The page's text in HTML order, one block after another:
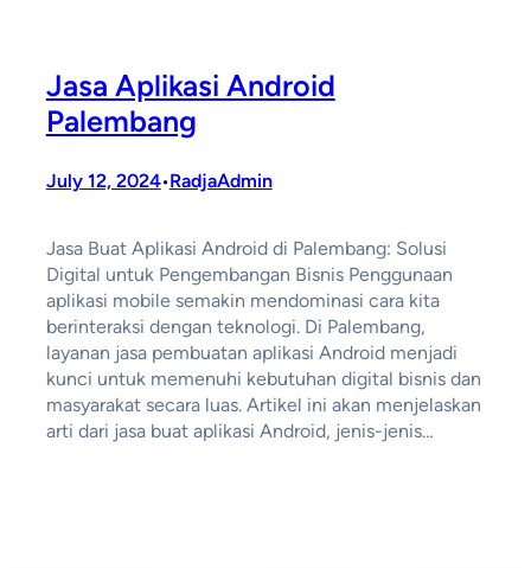
Jasa Aplikasi Android
Palembang
July 12, 2024•RadjaAdmin
Jasa Buat Aplikasi Android di Palembang: Solusi
Digital untuk Pengembangan Bisnis Penggunaan
aplikasi mobile semakin mendominasi cara kita
berinteraksi dengan teknologi. Di Palembang,
layanan jasa pembuatan aplikasi Android menjadi
kunci untuk memenuhi kebutuhan digital bisnis dan
masyarakat secara luas. Artikel ini akan menjelaskan
arti dari jasa buat aplikasi Android, jenis-jenis…